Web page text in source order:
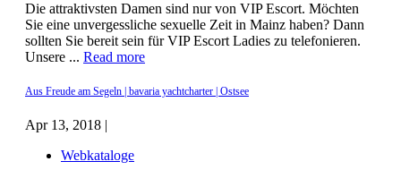
Die attraktivsten Damen sind nur von VIP Escort. Möchten
Sie eine unvergessliche sexuelle Zeit in Mainz haben? Dann
sollten Sie bereit sein für VIP Escort Ladies zu telefonieren.
Unsere ... Read more
Aus Freude am Segeln | bavaria yachtcharter | Ostsee
Apr 13, 2018 |
Webkataloge